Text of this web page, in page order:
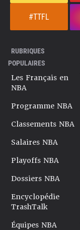
#TTFL
RUBRIQUES
POPULAIRES
Les Français en
NBA
Programme NBA
Classements NBA
Salaires NBA
Playoffs NBA
Dossiers NBA
Encyclopédie
TrashTalk
Équipes NBA